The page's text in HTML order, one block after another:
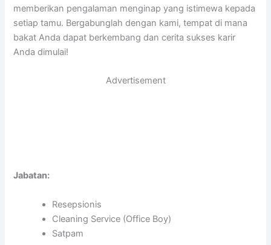
memberikan pengalaman menginap yang istimewa kepada
setiap tamu. Bergabunglah dengan kami, tempat di mana
bakat Anda dapat berkembang dan cerita sukses karir
Anda dimulai!
Advertisement
Jabatan:
Resepsionis
Cleaning Service (Office Boy)
Satpam